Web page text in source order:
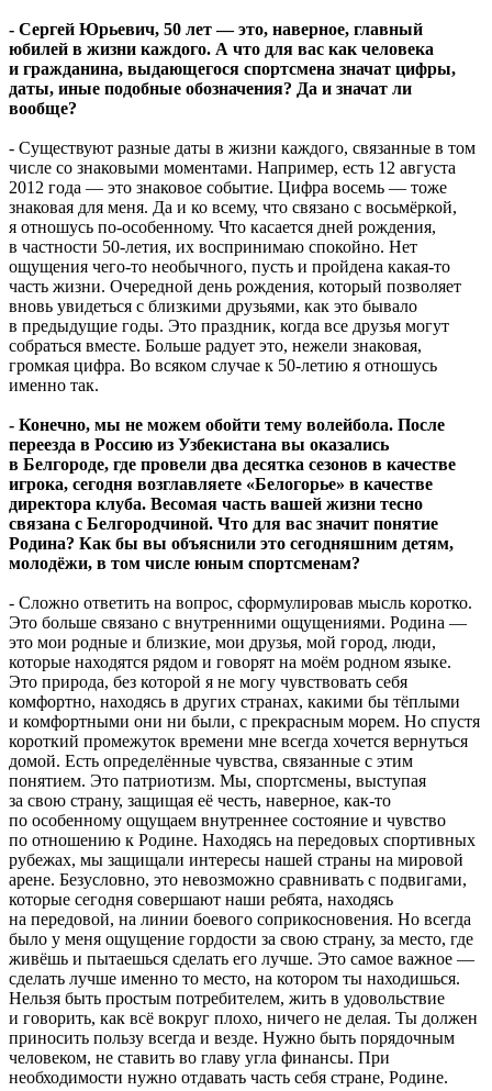
- Сергей Юрьевич, 50 лет — это, наверное, главный
юбилей в жизни каждого. А что для вас как человека
и гражданина, выдающегося спортсмена значат цифры,
даты, иные подобные обозначения? Да и значат ли
вообще?
- Существуют разные даты в жизни каждого, связанные в том
числе со знаковыми моментами. Например, есть 12 августа
2012 года — это знаковое событие. Цифра восемь — тоже
знаковая для меня. Да и ко всему, что связано с восьмёркой,
я отношусь по-особенному. Что касается дней рождения,
в частности 50-летия, их воспринимаю спокойно. Нет
ощущения чего-то необычного, пусть и пройдена какая-то
часть жизни. Очередной день рождения, который позволяет
вновь увидеться с близкими друзьями, как это бывало
в предыдущие годы. Это праздник, когда все друзья могут
собраться вместе. Больше радует это, нежели знаковая,
громкая цифра. Во всяком случае к 50-летию я отношусь
именно так.
- Конечно, мы не можем обойти тему волейбола. После
переезда в Россию из Узбекистана вы оказались
в Белгороде, где провели два десятка сезонов в качестве
игрока, сегодня возглавляете «Белогорье» в качестве
директора клуба. Весомая часть вашей жизни тесно
связана с Белгородчиной. Что для вас значит понятие
Родина? Как бы вы объяснили это сегодняшним детям,
молодёжи, в том числе юным спортсменам?
- Сложно ответить на вопрос, сформулировав мысль коротко.
Это больше связано с внутренними ощущениями. Родина —
это мои родные и близкие, мои друзья, мой город, люди,
которые находятся рядом и говорят на моём родном языке.
Это природа, без которой я не могу чувствовать себя
комфортно, находясь в других странах, какими бы тёплыми
и комфортными они ни были, с прекрасным морем. Но спустя
короткий промежуток времени мне всегда хочется вернуться
домой. Есть определённые чувства, связанные с этим
понятием. Это патриотизм. Мы, спортсмены, выступая
за свою страну, защищая её честь, наверное, как-то
по особенному ощущаем внутреннее состояние и чувство
по отношению к Родине. Находясь на передовых спортивных
рубежах, мы защищали интересы нашей страны на мировой
арене. Безусловно, это невозможно сравнивать с подвигами,
которые сегодня совершают наши ребята, находясь
на передовой, на линии боевого соприкосновения. Но всегда
было у меня ощущение гордости за свою страну, за место, где
живёшь и пытаешься сделать его лучше. Это самое важное —
сделать лучше именно то место, на котором ты находишься.
Нельзя быть простым потребителем, жить в удовольствие
и говорить, как всё вокруг плохо, ничего не делая. Ты должен
приносить пользу всегда и везде. Нужно быть порядочным
человеком, не ставить во главу угла финансы. При
необходимости нужно отдавать часть себя стране, Родине.